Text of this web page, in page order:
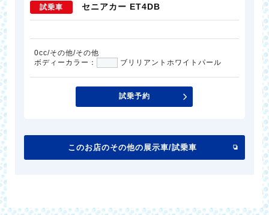
試乗車 セニアカー ET4DB
0cc/その他/その他
ボディーカラー：
ブリリアントホワイトパール
試乗予約
このお店のその他の展示車/試乗車